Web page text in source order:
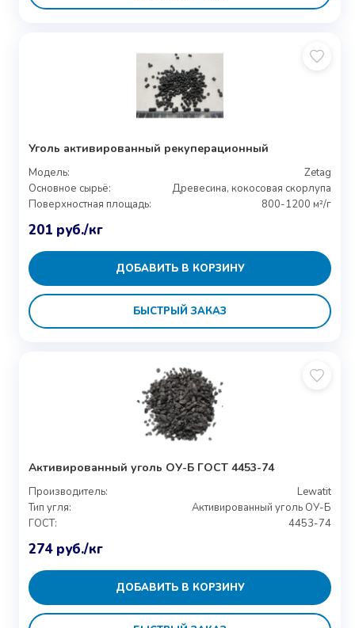
Уголь активированный рекуперационный
Модель:
Zetag
Основное сырьё:
Древесина, кокосовая скорлупа
Поверхностная площадь:
800-1200 м²/г
201 руб./кг
ДОБАВИТЬ В КОРЗИНУ
БЫСТРЫЙ ЗАКАЗ
Активированный уголь ОУ-Б ГОСТ 4453-74
Производитель:
Lewatit
Тип угля:
Активированный уголь ОУ-Б
ГОСТ:
4453-74
274 руб./кг
ДОБАВИТЬ В КОРЗИНУ